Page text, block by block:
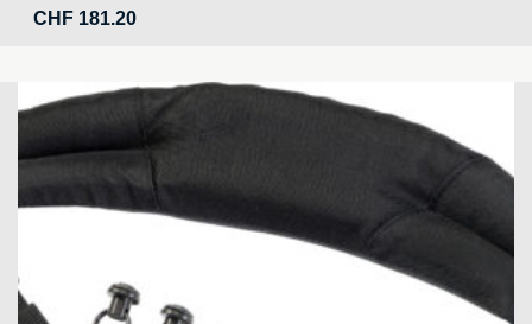
CHF 181.20